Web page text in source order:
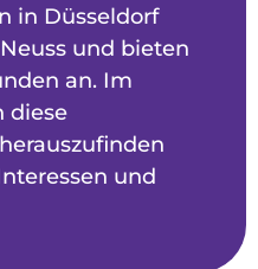
in Düsseldorf
und bieten
an. Im
diese
und